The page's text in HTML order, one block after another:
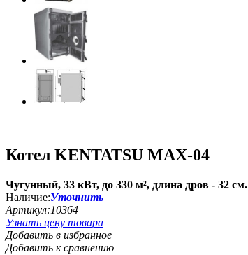
Котел KENTATSU MAX-04
Чугунный, 33 кВт, до 330 м², длина дров - 32 см.
Наличие:Уточнить
Артикул:10364
Узнать цену товара
Добавить в избранное
Добавить к сравнению